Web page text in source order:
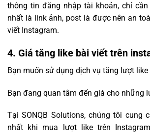
thông tin đăng nhập tài khoản, chỉ
nhất là link ảnh, post là được nên an
viết Instagram.
4. Giá tăng like bài viết trên
Bạn muốn sử dụng dịch vụ tăng lượt like
Bạn đang quan tâm đến giá cho những
Tại SONQB Solutions, chúng tôi cung
nhất khi mua lượt like trên